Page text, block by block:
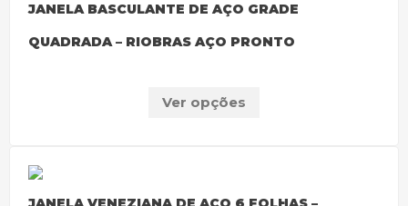
JANELA BASCULANTE DE AÇO GRADE
QUADRADA – RIOBRAS AÇO PRONTO
Ver opções